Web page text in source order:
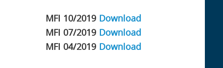
MFI 10/2019 Download
MFI 07/2019 Download
MFI 04/2019 Download